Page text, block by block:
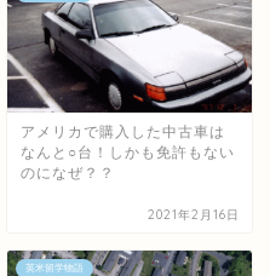
アメリカで購入した中古車は
なんと○台！しかも免許もない
のになぜ？？
2021年2月16日
英米留学物語